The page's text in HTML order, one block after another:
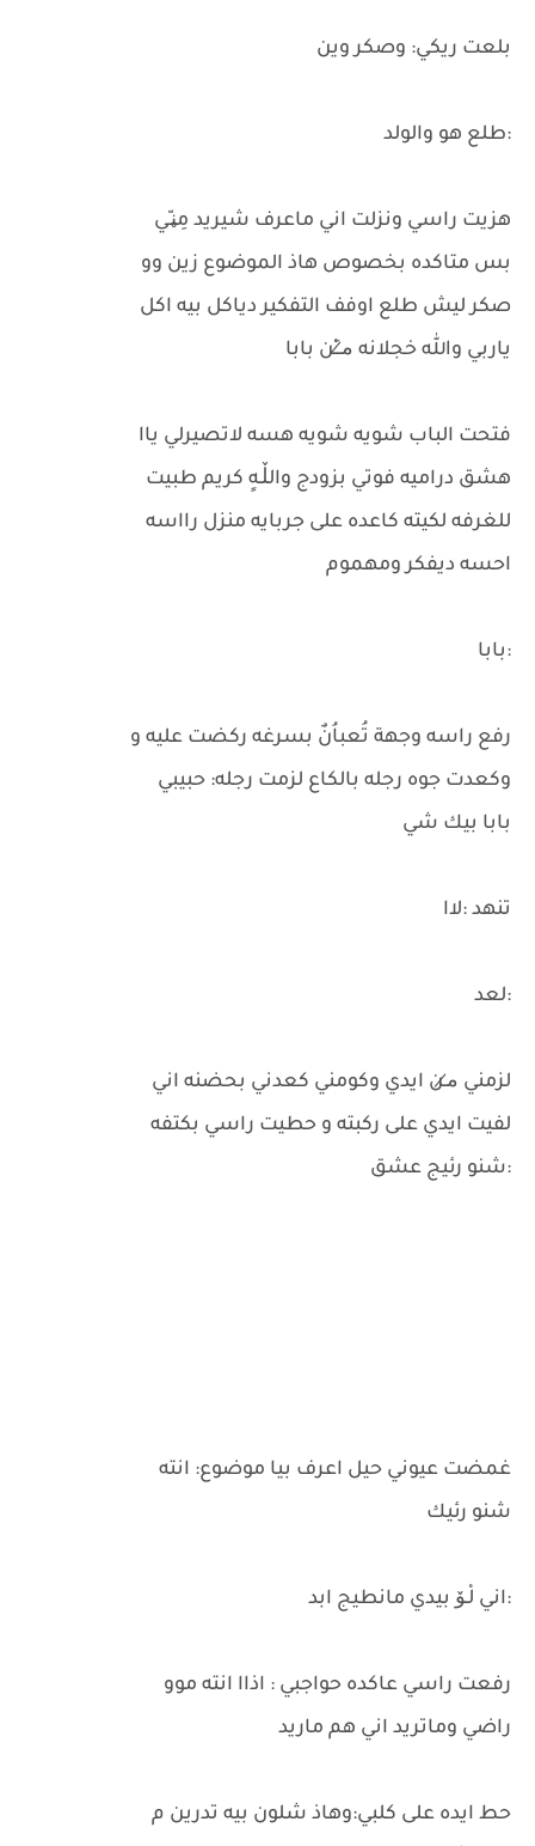
بلعت ريكي: وصكر وين
:طلع هو والولد
هزيت راسي ونزلت اني ماعرف شيريد مِڼـّي
بس متاكده بخصوص هاذ الموضوع زين وو
صكر ليش طلع اوفف التفكير دياكل بيه اكل
ياربي والله خجلانه م̷ـــِْن بابا
فتحت الباب شويه شويه هسه لاتصيرلي ياا
هشق دراميه فوتي بزودج والڵـهٍ كريم طبيت
للغرفه لكيته كاعده على جربايه منزل رااسه
احسه ديفكر ومهموم
:بابا
رفع راسه وجهة تُعباُنٌ بسرغه ركضت عليه و
وكعدت جوه رجله بالكاع لزمت رجله: حبيبي
بابا بيك شي
تنهد :لاا
:لعد
لزمني م̷ـن ايدي وكومني كعدني بحضنه اني
لفيت ايدي على ركبته و حطيت راسي بكتفه
:شنو رئيج عشق
غمضت عيوني حيل اعرف بيا موضوع: انته
شنو رئيك
:اني لْـۆ بيدي مانطيج ابد
رفعت راسي عاكده حواجبي : اذاا انته موو
راضي وماتريد اني هم ماريد
حط ايده على كلبي:وهاذ شلون بيه تدرين م